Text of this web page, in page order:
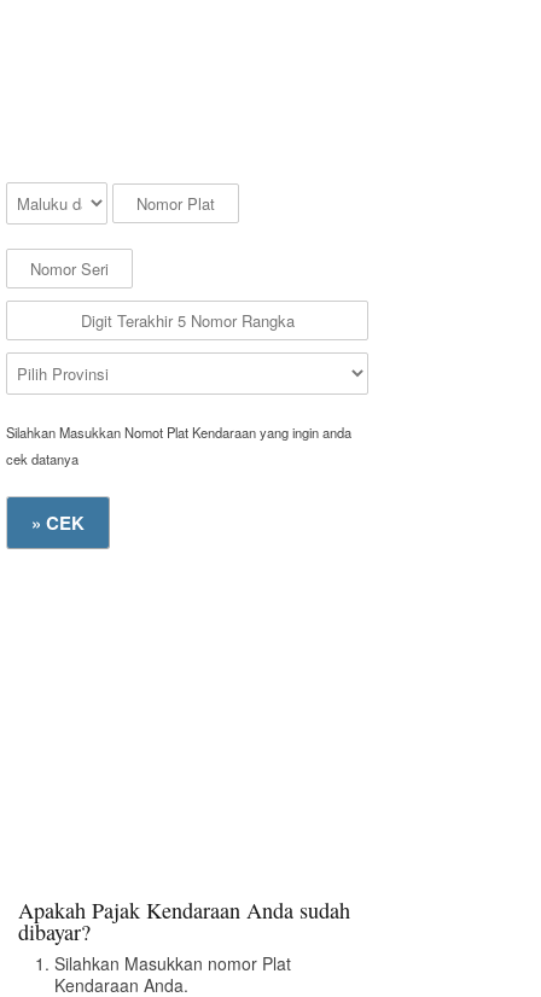
Silahkan Masukkan Nomot Plat Kendaraan yang ingin anda
cek datanya
Apakah Pajak Kendaraan Anda sudah
dibayar?
Silahkan Masukkan nomor Plat
Kendaraan Anda.